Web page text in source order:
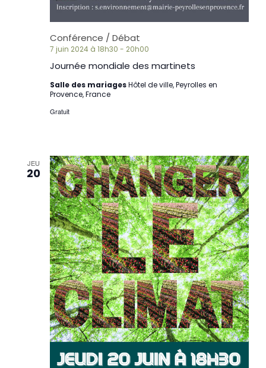
Conférence / Débat
Journée mondiale des martinets
7 juin 2024 à 18h30 - 20h00
Salle des mariagesHôtel de ville, Peyrolles en
Provence, France
Gratuit
JEU
20